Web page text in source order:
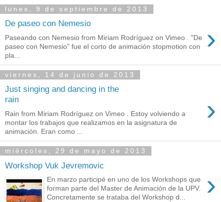
lunes, 9 de septiembre de 2013
De paseo con Nemesio ›
Paseando con Nemesio from Miriam Rodríguez on Vimeo . "De
paseo con Nemesio" fue el corto de animación stopmotion con
pla...
viernes, 14 de junio de 2013
Just singing and dancing in the
rain
›
Rain from Miriam Rodríguez on Vimeo . Estoy volviendo a
montar los trabajos que realizamos en la asignatura de
animación. Eran como ...
miércoles, 29 de mayo de 2013
Workshop Vuk Jevremovic
›
En marzo participé en uno de los Workshops que
forman parte del Master de Animación de la UPV.
Concretamente se trataba del Workshop d...